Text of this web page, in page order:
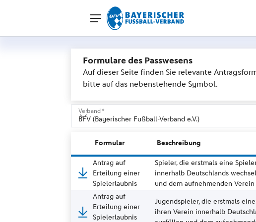
Formulare des Passwesens
Auf dieser Seite finden Sie relevante
bitte auf das nebenstehende Symbol.
Verband *
- bitte auswählen -
BADFV (Badischer Fußballverband)
BFV (Bayerischer Fußball-Verband e.V.)
BFV (Berliner Fußball-Verband)
BFV (Bremer Fußball-Verband)
Formular Beschreibung
Antrag auf
Erteilung einer
Spielerlaubnis
Spieler, die erstmals eine
innerhalb Deutschlands
und dem aufnehmenden
Antrag auf
Erteilung einer
Spielerlaubnis
Jugendspieler, die erstmals
ihren Verein innerhalb